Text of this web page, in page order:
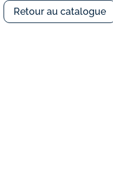
Retour au catalogue